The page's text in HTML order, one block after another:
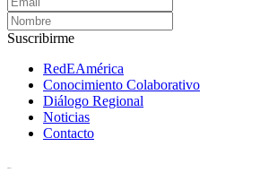
Suscribirme
RedEAmérica
Conocimiento Colaborativo
Diálogo Regional
Noticias
Contacto